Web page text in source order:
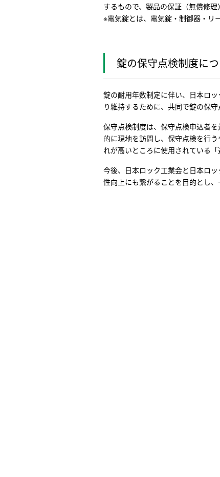
するもので、製品の保証（無償修理
※電気錠とは、電気錠・制御器・リ
錠の保守点検制度に
錠の耐用年数制定に伴い、日本ロ
り維持するために、共同で錠の保
保守点検制度は、保守点検申込者
的に現地を訪問し、保守点検を行
れが高いところに使用されている
今後、日本ロック工業会と日本ロ
性向上にも繋がることを目的とし